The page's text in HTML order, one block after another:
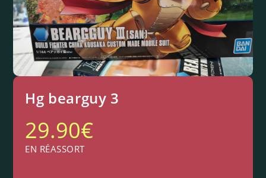
Hg bearguy 3
29.90€
EN RÉASSORT